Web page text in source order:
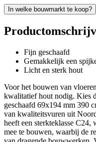
In welke bouwmarkt te koop?
Fijn geschaafd
Gemakkelijk een
Licht en sterk hout
Voor het bouwen van
kwalitatief hout nodig. Kies
geschaafd 69x194 mm 390
van kwaliteitsvuren uit
heeft een sterkteklasse
mee te bouwen, waarbij de